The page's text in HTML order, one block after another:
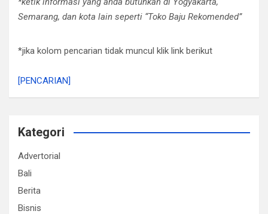
Semarang, dan kota lain seperti “Toko Baju Rekomended”
*jika kolom pencarian tidak muncul klik link berikut
[PENCARIAN]
Kategori
Advertorial
Bali
Berita
Bisnis